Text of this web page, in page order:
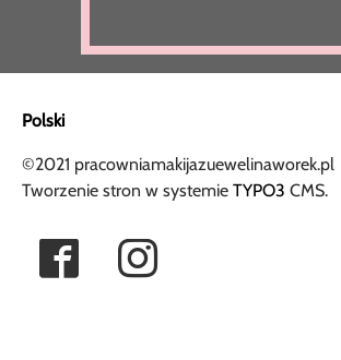
Polski
©2021 pracowniamakijazuewelinaworek.pl
Tworzenie stron w systemie TYPO3 CMS.